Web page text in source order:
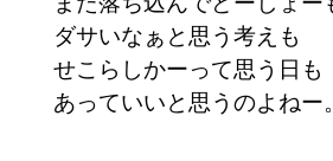
ダサいなぁと思う考えも
せこらしかーって思う日も
あっていいと思うのよね